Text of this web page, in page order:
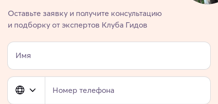
Оставьте заявку и получите консультацию
и подборку от экспертов Клуба Гидов
Имя
Номер телефона